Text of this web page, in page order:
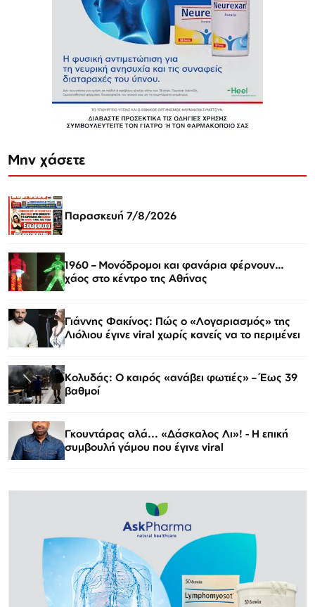
Μην χάσετε
Παρασκευή 7/8/2026
1960 – Μονόδρομοι και φανάρια φέρνουν…
χάος στο κέντρο της Αθήνας
Γιάννης Φακίνος: Πώς ο «Λογαριασμός» της
Λιόλιου έγινε viral χωρίς κανείς να το περιμένει
Κολυδάς: Ο καιρός «ανάβει φωτιές» – Έως 39
βαθμοί
Γκουντάρας αλά... «Δάσκαλος Λι»! - Η επική
συμβουλή γάμου που έγινε viral